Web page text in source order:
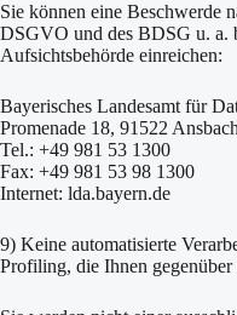
Sie können eine Beschwerde
DSGVO und des BDSG u. a.
Aufsichtsbehörde einreichen:
Bayerisches Landesamt für
Promenade 18, 91522 Ansbach
Tel.: +49 981 53 1300
Fax: +49 981 53 98 1300
Internet: lda.bayern.de
9) Keine automatisierte
Profiling, die Ihnen